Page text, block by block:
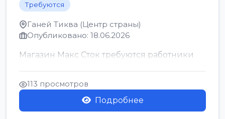
Требуются
Ганей Тиква (Центр страны)
Опубликовано: 18.06.2026
Магазин Макс Сток требуются работники
113 просмотров
Подробнее